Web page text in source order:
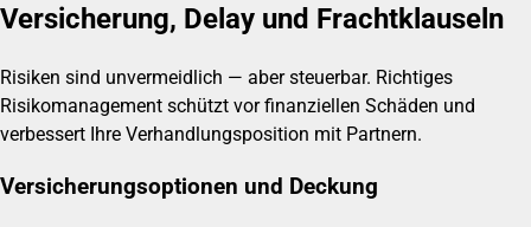
Versicherung, Delay und Frachtklauseln
Risiken sind unvermeidlich — aber steuerbar. Richtiges
Risikomanagement schützt vor finanziellen Schäden und
verbessert Ihre Verhandlungsposition mit Partnern.
Versicherungsoptionen und Deckung